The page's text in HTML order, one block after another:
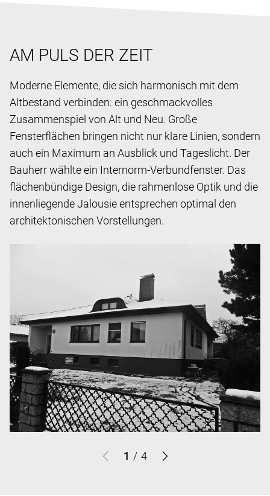
AM PULS DER ZEIT
Moderne Elemente, die sich harmonisch mit dem
Altbestand verbinden: ein geschmackvolles
Zusammenspiel von Alt und Neu. Große
Fensterflächen bringen nicht nur klare Linien, sondern
auch ein Maximum an Ausblick und Tageslicht. Der
Bauherr wählte ein Internorm-Verbundfenster. Das
flächenbündige Design, die rahmenlose Optik und die
innenliegende Jalousie entsprechen optimal den
architektonischen Vorstellungen.
1 / 4